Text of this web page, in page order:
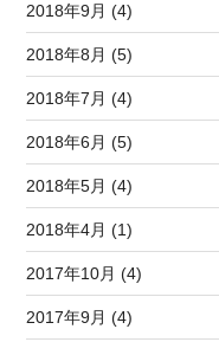
2018年9月 (4)
2018年8月 (5)
2018年7月 (4)
2018年6月 (5)
2018年5月 (4)
2018年4月 (1)
2017年10月 (4)
2017年9月 (4)